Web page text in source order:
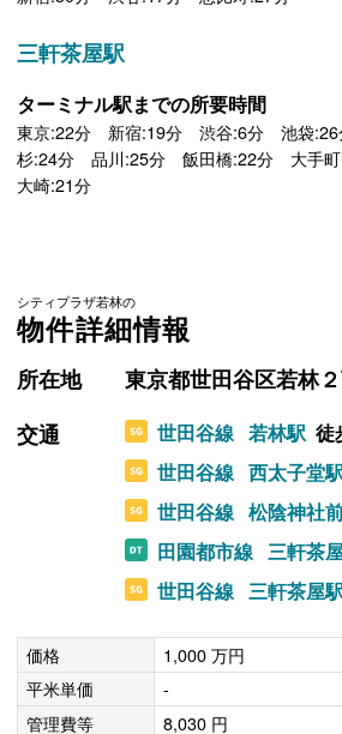
三軒茶屋駅
ターミナル駅までの所要時間
東京:22分 新宿:19分 渋谷:6分 池袋
杉:24分 品川:25分 飯田橋:22分 大手
大崎:21分
シティプラザ若林の
物件詳細情報
所在地
東京都世田谷区若林
交通
世田谷線 若林駅 徒
世田谷線 西太子堂
世田谷線 松陰神社
田園都市線 三軒茶
世田谷線 三軒茶屋
価格
1,000 万円
平米単価
-
管理費等
8,030 円